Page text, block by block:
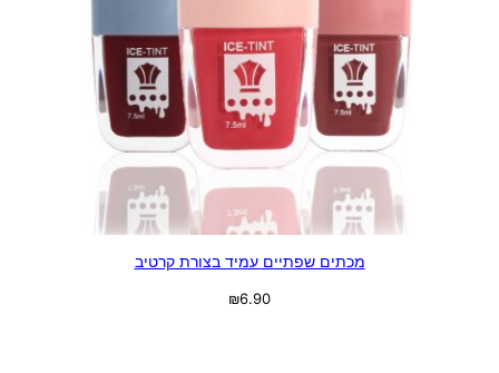
מכתים שפתיים עמיד בצורת קרטיב
₪6.90